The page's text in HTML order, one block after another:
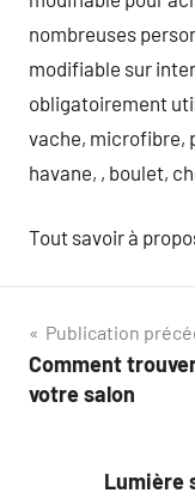
nombreuses
modifiable sur
obligatoirement
vache, microfibre,
havane, , boulet,
Tout savoir à
Navigation
de
Publication
Comment
votre salon
Lumière